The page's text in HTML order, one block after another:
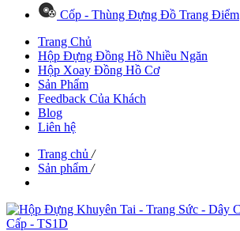
Cốp - Thùng Đựng Đồ Trang Điểm
Trang Chủ
Hộp Đựng Đồng Hồ Nhiều Ngăn
Hộp Xoay Đồng Hồ Cơ
Sản Phẩm
Feedback Của Khách
Blog
Liên hệ
Trang chủ /
Sản phẩm /